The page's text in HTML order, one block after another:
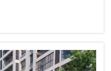
और वातानुकूलन प्रणालियों को...